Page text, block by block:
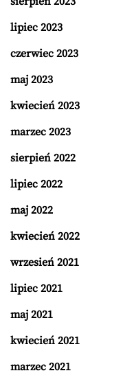
lipiec 2023
czerwiec 2023
maj 2023
kwiecień 2023
marzec 2023
sierpień 2022
lipiec 2022
maj 2022
kwiecień 2022
wrzesień 2021
lipiec 2021
maj 2021
kwiecień 2021
marzec 2021